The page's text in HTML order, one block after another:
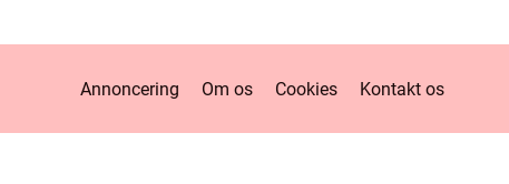
Annoncering Om os Cookies Kontakt os